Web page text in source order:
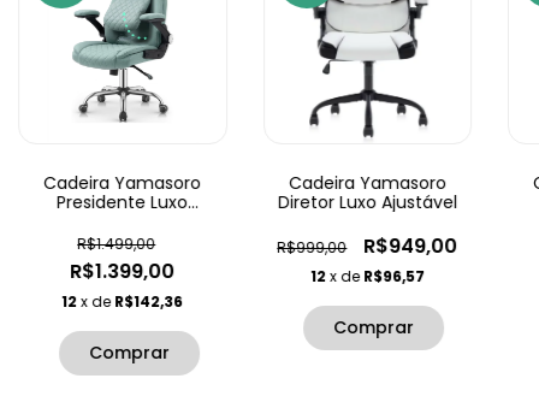
Cadeira Yamasoro
Presidente Luxo
R$1.499,00
R$1.399,00
12x deR$142,36
Cadeira Yamasoro
Diretor Luxo Ajustável
R$999,00 R$949,00
12x deR$96,57